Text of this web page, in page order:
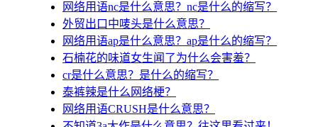
网络用语nc是什么意思？nc是什么的缩写？
外贸出口中唛头是什么意思？
网络用语ap是什么意思？ap是什么的缩写？
石楠花的味道女生闻了为什么会害羞？
cr是什么意思？是什么的缩写？
泰裤辣是什么网络梗？
网络用语CRUSH是什么意思？